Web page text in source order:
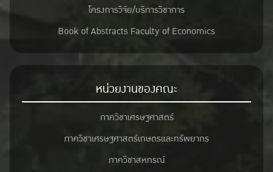
โครงการวิจัย/บริการวิชาการ
Book of Abstracts Faculty of Economics
หน่วยงานของคณะ
ภาควิชาเศรษฐศาสตร์
ภาควิชาเศรษฐศาสตร์เกษตรและทรัพยากร
ภาควิชาสหกรณ์